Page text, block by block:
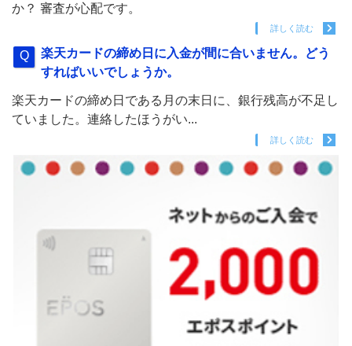
か？ 審査が心配です。
詳しく読む
楽天カードの締め日に入金が間に合いません。どう
すればいいでしょうか。
楽天カードの締め日である月の末日に、銀行残高が不足し
ていました。連絡したほうがい...
詳しく読む